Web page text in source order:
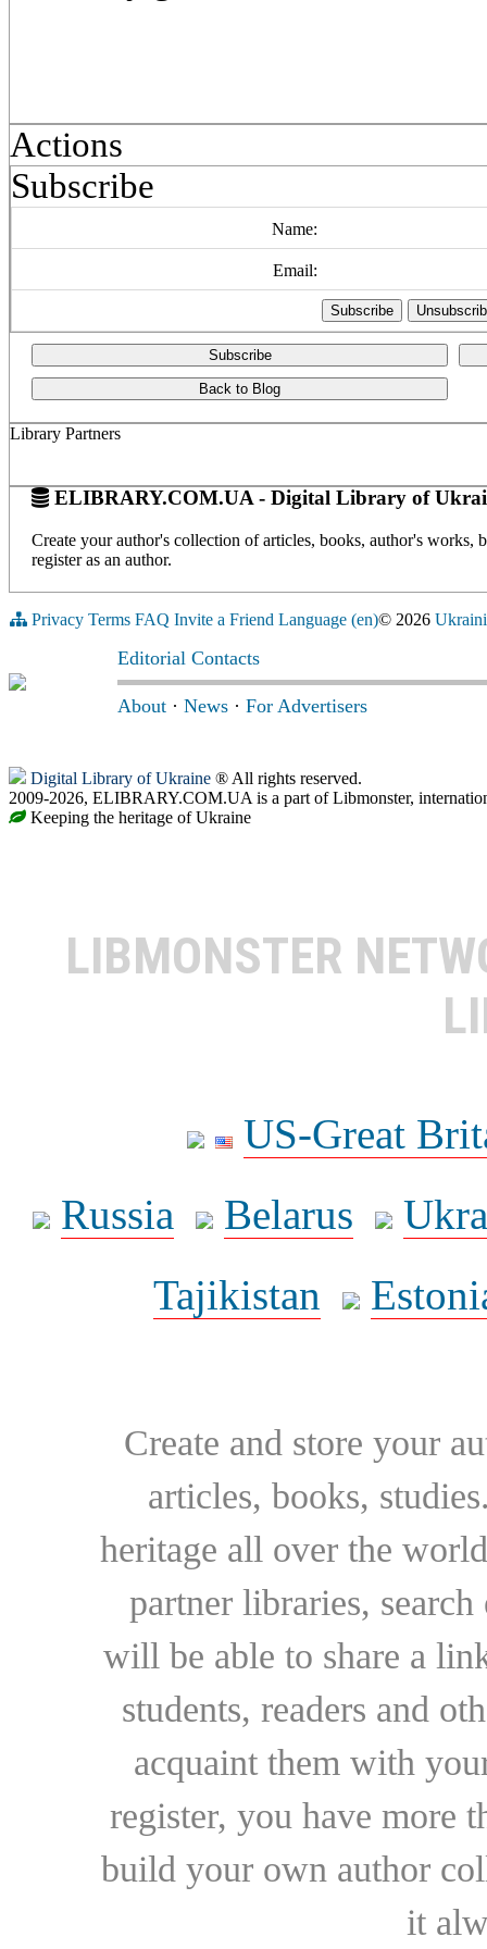
Actions
Subscribe
Name:
Email:
Subscribe
Back to Blog
Library Partners
ELIBRARY.COM.UA - Digital Library of
Create your author's collection of articles, books, author's
register as an author.
Privacy Terms FAQ Invite a Friend Language (en)© 2026
Editorial Contacts
About · News · For Advertisers
Digital Library of Ukraine ® All rights reserved.
2009-2026, ELIBRARY.COM.UA is a part of Libmonster,
Keeping the heritage of Ukraine
LIBMONSTER
US-Great
Russia
Belarus
Tajikistan
Create and store your
articles, books,
heritage all over the
partner libraries,
will be able to share a
students, readers and
acquaint them with
register, you have more
build your own author
it